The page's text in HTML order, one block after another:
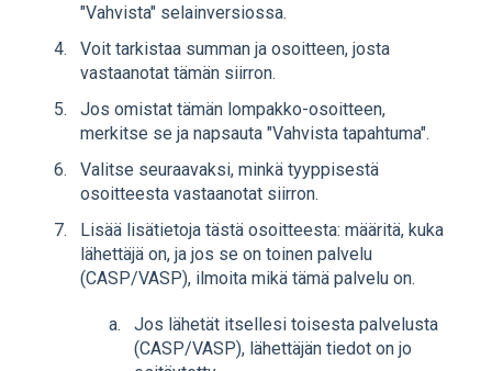
"Vahvista" selainversiossa.
Voit tarkistaa summan ja osoitteen, josta
vastaanotat tämän siirron.
Jos omistat tämän lompakko-osoitteen,
merkitse se ja napsauta "Vahvista tapahtuma".
Valitse seuraavaksi, minkä tyyppisestä
osoitteesta vastaanotat siirron.
Lisää lisätietoja tästä osoitteesta: määritä, kuka
lähettäjä on, ja jos se on toinen palvelu
(CASP/VASP), ilmoita mikä tämä palvelu on.
Jos lähetät itsellesi toisesta palvelusta
(CASP/VASP), lähettäjän tiedot on jo